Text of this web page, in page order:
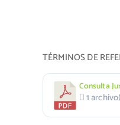
TÉRMINOS DE
Consulta
1